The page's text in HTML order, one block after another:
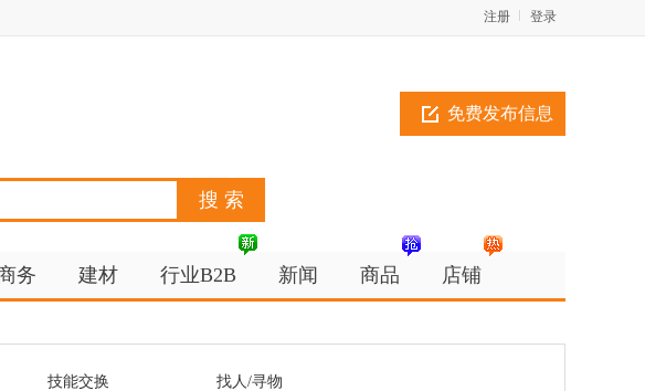
登录
注册
免费发布信息
务 建材 行业B2B 新闻 商品 店铺
技能交换 找人/寻物